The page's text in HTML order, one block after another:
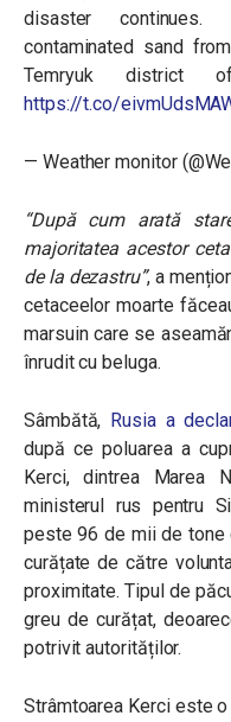
disaster continues.
contaminated sand
Temryuk district
https://t.co/
— Weather monitor
“După cum arată
majoritatea acestor
de la dezastru”, a
cetaceelor moarte
marsuin care se
înrudit cu beluga.
Sâmbătă, Rusia a
după ce poluarea a
Kerci, dintrea Marea
ministerul rus pentru
peste 96 de mii de
curățate de către
proximitate. Tipul de
greu de curățat,
potrivit autorităților.
Strâmtoarea Kerci este